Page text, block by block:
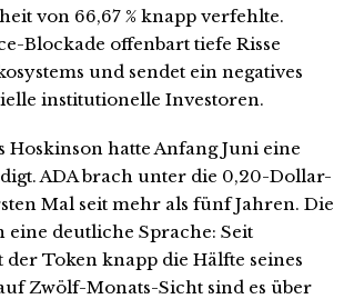
von 66,67 % knapp verfehlte.
Blockade offenbart tiefe Risse
und sendet ein negatives
institutionelle Investoren.
Hoskinson hatte Anfang Juni eine
ADA brach unter die 0,20-Dollar-
Mal seit mehr als fünf Jahren. Die
eine deutliche Sprache: Seit
der Token knapp die Hälfte seines
Zwölf-Monats-Sicht sind es über